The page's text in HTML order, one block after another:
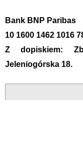
Bank BNP Paribas
10 1600 1462 1016
Z dopiskiem:
Jeleniogórska 18.